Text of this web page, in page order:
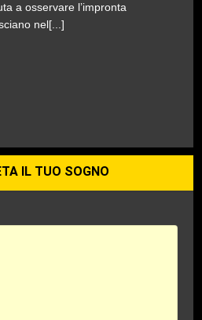
a osservare l’impronta
nel[...]
IL TUO SOGNO